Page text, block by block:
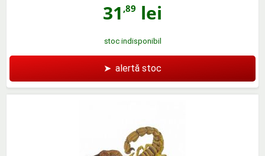
31 ,89 lei
stoc indisponibil
➤ alertă stoc